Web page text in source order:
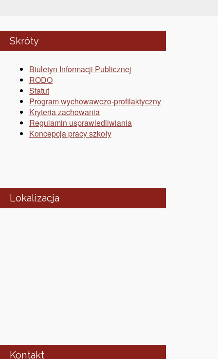
Skróty
Biuletyn Informacji Publicznej
RODO
Statut
Program wychowawczo-profilaktyczny
Kryteria zachowania
Regulamin usprawiedliwiania
Koncepcja pracy szkoły
Lokalizacja
Kontakt